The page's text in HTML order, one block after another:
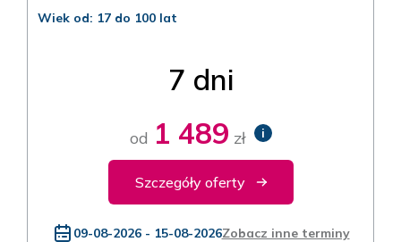
Wiek od: 17 do 100 lat
7 dni
od 1 489 zł i
Szczegóły oferty
09-08-2026 - 15-08-2026Zobacz inne terminy